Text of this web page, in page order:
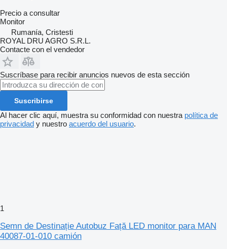
Precio a consultar
Monitor
Rumanía, Cristesti
ROYAL DRU AGRO S.R.L.
Contacte con el vendedor
Suscríbase para recibir anuncios nuevos de esta sección
Suscribirse
Al hacer clic aquí, muestra su conformidad con nuestra política de
privacidad y nuestro acuerdo del usuario.
1
Semn de Destinație Autobuz Față LED monitor para MAN
40087-01-010 camión